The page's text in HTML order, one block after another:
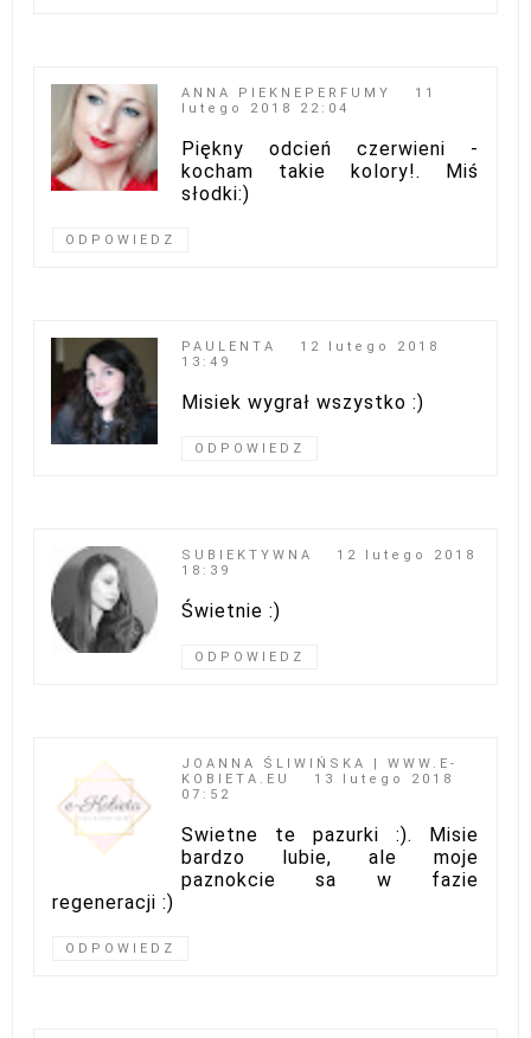
ANNA PIEKNEPERFUMY
11
lutego 2018 22:04
Piękny odcień czerwieni -
kocham takie kolory!. Miś
słodki:)
ODPOWIEDZ
PAULENTA
12 lutego 2018
13:49
Misiek wygrał wszystko :)
ODPOWIEDZ
SUBIEKTYWNA
12 lutego 2018
18:39
Świetnie :)
ODPOWIEDZ
JOANNA ŚLIWIŃSKA | WWW.E-
KOBIETA.EU
13 lutego 2018
07:52
Swietne te pazurki :). Misie
bardzo lubie, ale moje
paznokcie sa w fazie
regeneracji :)
ODPOWIEDZ